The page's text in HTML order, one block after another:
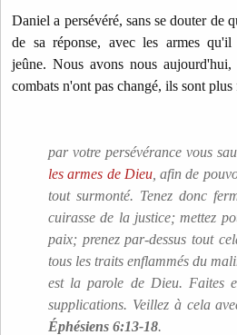
Daniel a persévéré, sans se douter de
de sa réponse, avec les armes
jeûne.Nous avons nous
combats n'ont pas changé, ils sont plus
par votre persévérance vous
les armes de Dieu, afin de
tout surmonté. Tenez donc
cuirasse de la justice; mettez
paix; prenez par-dessus tout
tous les traits enflammés du
est la parole de Dieu. Faites
supplications. Veillez à cela
Éphésiens 6:13-18.